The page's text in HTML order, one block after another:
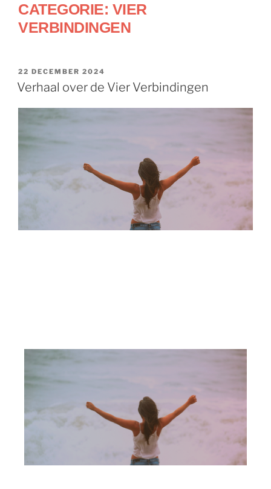
CATEGORIE: VIER
VERBINDINGEN
22 DECEMBER 2024
Verhaal over de Vier Verbindingen